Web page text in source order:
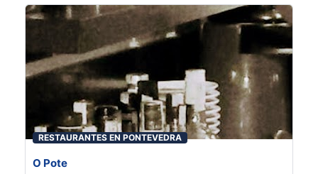
RESTAURANTES EN PONTEVEDRA
O Pote